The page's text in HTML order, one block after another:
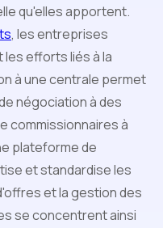
qu'elles apportent.
, les entreprises
efforts liés à la
à une centrale permet
négociation à des
commissionnaires à
plateforme de
et standardise les
et la gestion des
se concentrent ainsi